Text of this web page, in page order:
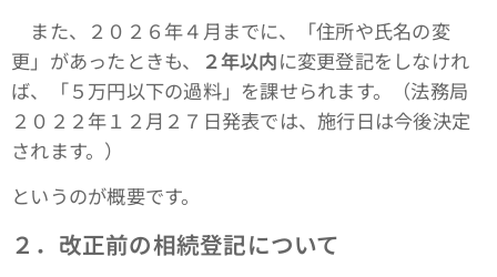
また、２０２６年４月までに、「住所や氏名の変
更」があったときも、
２年以内に変更登記をしなけれ
ば、「５万円以下の過料」を課せられます。（法務局
２０２２年１２月２７日発表では、施行日は今後決定
されます。）
というのが概要です。
２．改正前の相続登記について